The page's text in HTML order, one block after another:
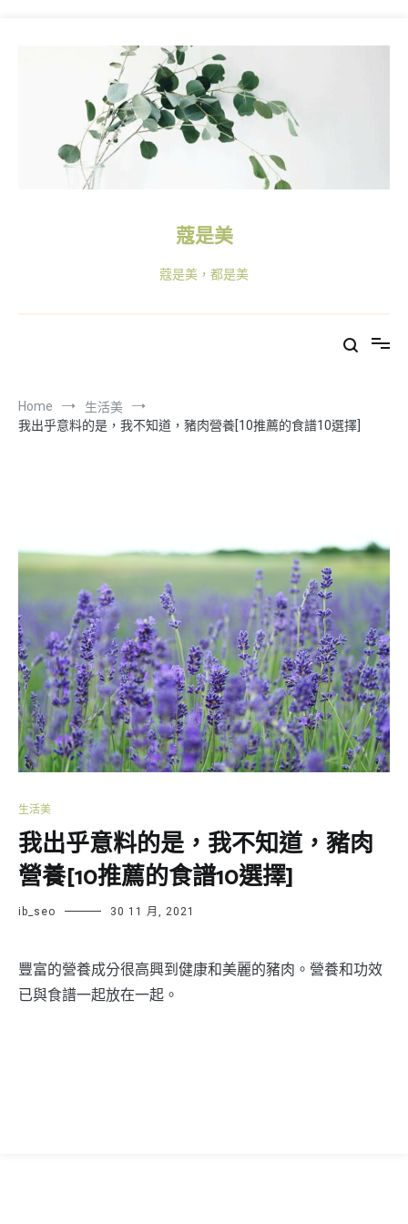
蔻是美
蔻是美，都是美
Home
生活美
我出乎意料的是，我不知道，豬肉營養[10推薦的食譜10選擇]
生活美
我出乎意料的是，我不知道，豬肉
營養[10推薦的食譜10選擇]
ib_seo 30 11 月, 2021
豐富的營養成分很高興到健康和美麗的豬肉。營養和功效
已與食譜一起放在一起。